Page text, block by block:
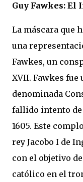
Guy Fawkes: El
La máscara que
una
Fawkes, un
XVII. Fawkes fue
denominada
fallido intento
1605. Este
rey Jacobo I de
con el objetivo
católico en el